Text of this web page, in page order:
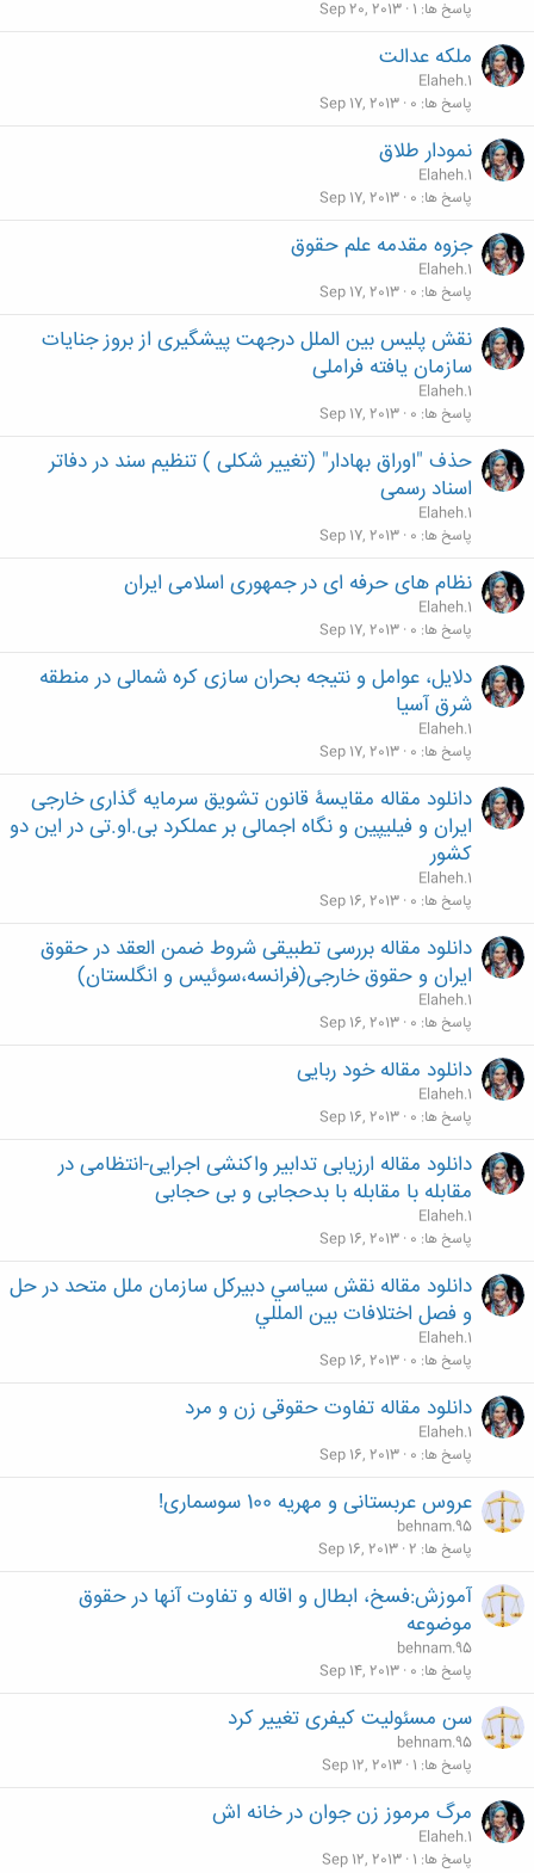
پاسخ ها 1
Sep 20, 2013
ملکه عدالت
Elaheh.1
پاسخ ها 0
Sep 17, 2013
نمودار طلاق
Elaheh.1
پاسخ ها 0
Sep 17, 2013
جزوه مقدمه علم حقوق
Elaheh.1
پاسخ ها 0
Sep 17, 2013
نقش پلیس بین الملل درجهت پیشگیری از بروز جنایات
سازمان یافته فراملی
Elaheh.1
پاسخ ها 0
Sep 17, 2013
حذف "اوراق بهادار" (تغییر شکلی ) تنظیم سند در دفاتر
اسناد رسمی
Elaheh.1
پاسخ ها 0
Sep 17, 2013
نظام های حرفه ای در جمهوری اسلامی ایران
Elaheh.1
پاسخ ها 0
Sep 17, 2013
دلایل، عوامل و نتیجه بحران سازی کره شمالی در منطقه
شرق آسیا
Elaheh.1
پاسخ ها 0
Sep 17, 2013
دانلود مقاله مقایسۀ قانون تشویق سرمایه گذاری خارجی
ایران و فیلیپین و نگاه اجمالی بر عملکرد بی.او.تی در این دو
کشور
Elaheh.1
پاسخ ها 0
Sep 16, 2013
دانلود مقاله بررسی تطبیقی شروط ضمن العقد در حقوق
ایران و حقوق خارجی(فرانسه،سوئیس و انگلستان)
Elaheh.1
پاسخ ها 0
Sep 16, 2013
دانلود مقاله خود ربایی
Elaheh.1
پاسخ ها 0
Sep 16, 2013
دانلود مقاله ارزیابی تدابیر واکنشی اجرایی-انتظامی در
مقابله با مقابله با بدحجابی و بی حجابی
Elaheh.1
پاسخ ها 0
Sep 16, 2013
دانلود مقاله نقش سياسي دبيركل سازمان ملل متحد در حل
و فصل اختلافات بين المللي
Elaheh.1
پاسخ ها 0
Sep 16, 2013
دانلود مقاله تفاوت حقوقی زن و مرد
Elaheh.1
پاسخ ها 0
Sep 16, 2013
عروس عربستانی و مهریه 100 سوسماری!
behnam.95
پاسخ ها 2
Sep 16, 2013
آموزش:فسخ، ابطال و اقاله و تفاوت آنها در حقوق
موضوعه
behnam.95
پاسخ ها 0
Sep 14, 2013
سن مسئولیت كیفری تغییر کرد
behnam.95
پاسخ ها 1
Sep 12, 2013
مرگ مرموز زن جوان در خانه اش
Elaheh.1
پاسخ ها 1
Sep 12, 2013